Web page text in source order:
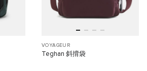
VOYAGEUR
Teghan 斜揹袋